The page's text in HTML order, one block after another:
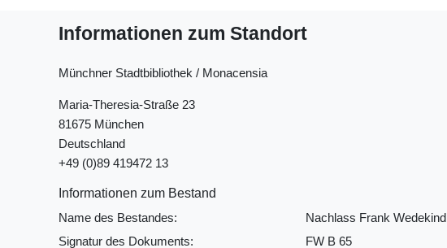
Informationen zum Standort
Münchner Stadtbibliothek / Monacensia
Maria-Theresia-Straße 23
81675 München
Deutschland
+49 (0)89 419472 13
Informationen zum Bestand
Name des Bestandes:
Nachlass Frank Wedekind
Signatur des Dokuments:
FW B 65